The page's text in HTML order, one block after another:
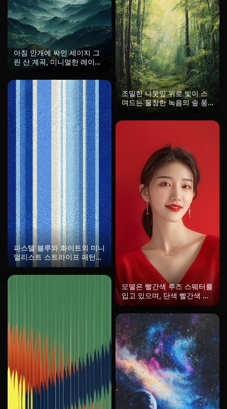
아침 안개에 싸인 세이지 그
린 산 계곡, 미니멀한 레이어
실루엣, 세부 사항이 흐릿해
지는 대기 원근법, 구성에서
널찍한 백색 공간, 꿈같은 여
름 새벽의 분위기, 포토리얼
한 산의 질감, HD, 멋진 배경
화면.
조밀한 나뭇잎 위로 빛이 스
며드는 울창한 녹음의 숲 풍
경, 부드러운 햇빛이 숲 바닥
에 평화롭고 자연스러운 빛을
고요함의 감각을 불러일으킵
파스텔 블루와 화이트의 미니
멀리스트 스트라이프 패턴으
로, 다양한 스트라이프 폭이
현대적인 느낌을 줍니다. 매
모델은 빨간색 루즈 스웨터를
입고 있으며, 단색 빨간색 배
경, 우수한 피부 질감, 미소
짓는 표정, 즐거운 분위기, 눈
길을 끄는 수지 보석 스타일,
뷰티 제품 광고, 사진 스튜디
오, 별아트 그룹, 별, 매트 사
진, 미니멀리즘의 아름다움,
세밀한 선 작업의 정밀도, 여
성의 아름다움.